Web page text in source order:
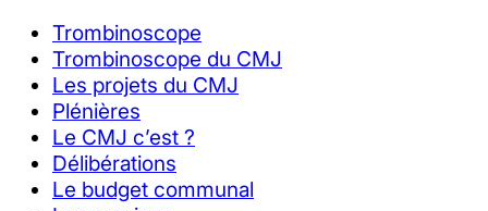
Trombinoscope
Trombinoscope du CMJ
Les projets du CMJ
Plénières
Le CMJ c’est ?
Délibérations
Le budget communal